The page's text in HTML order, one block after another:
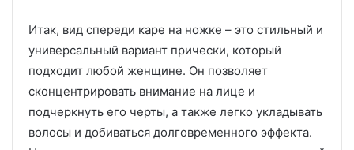
Итак, вид спереди каре на ножке – это стильный и
универсальный вариант прически, который
подходит любой женщине. Он позволяет
сконцентрировать внимание на лице и
подчеркнуть его черты, а также легко укладывать
волосы и добиваться долговременного эффекта.